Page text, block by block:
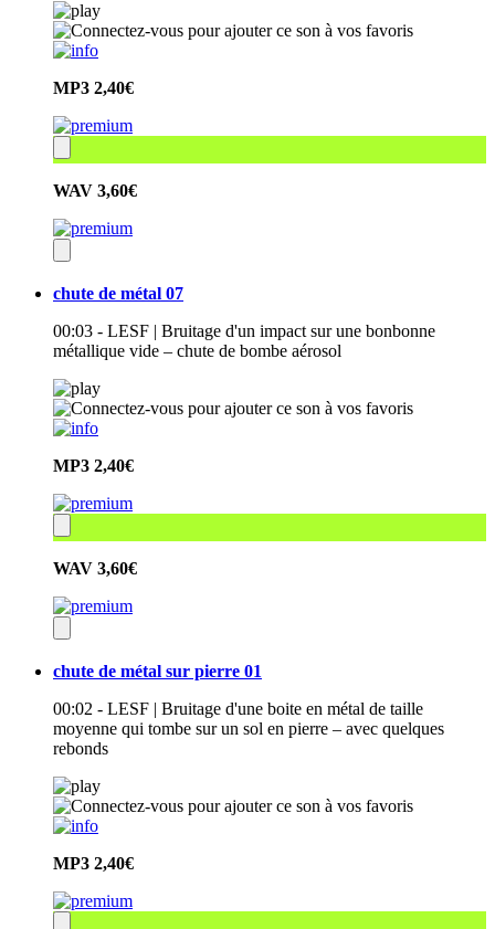
MP3 2,40€
WAV 3,60€
chute de métal 07
00:03 - LESF | Bruitage d'un impact sur une bonbonne
métallique vide – chute de bombe aérosol
MP3 2,40€
WAV 3,60€
chute de métal sur pierre 01
00:02 - LESF | Bruitage d'une boite en métal de taille
moyenne qui tombe sur un sol en pierre – avec quelques
rebonds
MP3 2,40€